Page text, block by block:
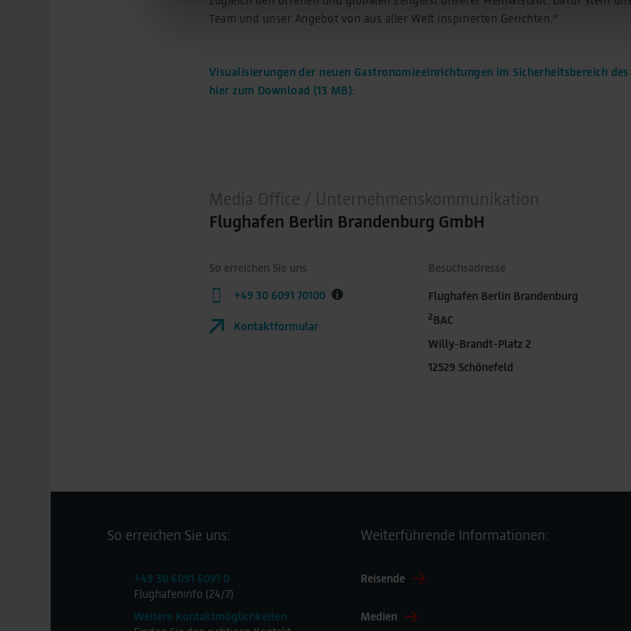
As part of Google Ads Enhanced Conversions, user-provided data (e.g. an email address)
hashing process before being transmitted to Google. This enables Google to attribute
Legal Notice
Team und unser Angebot von aus aller Welt inspirierten Gerichten."
Visualisierungen der neuen Gastronomieeinrichtungen im Sicherheitsbereich des
hier zum Download (13 MB):
Media Office / Unternehmenskommunikation
Flughafen Berlin Brandenburg GmbH
So erreichen Sie uns
+49 30 6091 70100
Kontaktformular
Besuchsadresse
Flughafen Berlin Brandenburg
2BAC
Willy-Brandt-Platz 2
12529 Schönefeld
So erreichen Sie uns:
+49 30 6091 6091 0
Flughafeninfo (24/7)
Weitere Kontaktmöglichkeiten
Weiterführende Informationen:
Reisende
Medien